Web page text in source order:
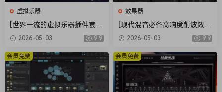
虚拟乐器
[世界一流的虚拟乐器插件套
装] AIR Music Technology In
struments Bundle 2025-R2
R [WiN]（5.92GB）
2026-05-03 9.9
效果器
[现代混音必备高响度削波效果
插件] Audioloom Maciel Aud
io Deux Clipper v1.0.0 [WiN,
MacOSX]（34.5MB+145MB)
2026-05-03 9.9
会员免费 会员免费